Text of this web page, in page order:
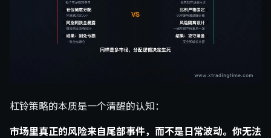
杠铃策略的本质是一个清醒的认知：
市场里真正的风险来自尾部事件，而不是日常波动。你无法